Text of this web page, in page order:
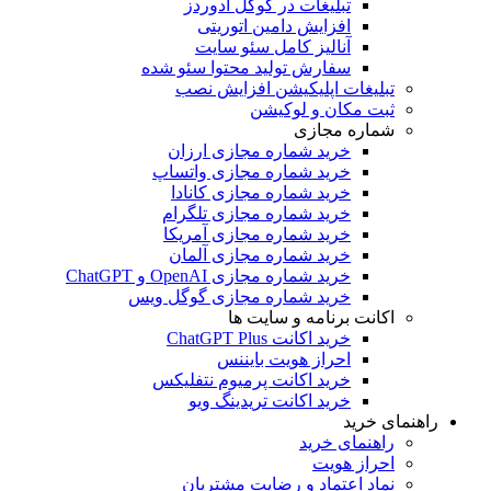
تبلیغات در گوگل ادوردز
افزایش دامین اتوریتی
آنالیز کامل سئو سایت
سفارش تولید محتوا سئو شده
تبلیغات اپلیکیشن افزایش نصب
ثبت مکان و لوکیشن
شماره مجازی
خرید شماره مجازی ارزان
خرید شماره مجازی واتساپ
خرید شماره مجازی کانادا
خرید شماره مجازی تلگرام
خرید شماره مجازی آمریکا
خرید شماره مجازی آلمان
خرید شماره مجازی OpenAI و ChatGPT
خرید شماره مجازی گوگل ویس
اکانت برنامه و سایت ها
خرید اکانت ChatGPT Plus
احراز هویت بایننس
خرید اکانت پرمیوم نتفلیکس
خرید اکانت تریدینگ ویو
خرید
راهنمای خرید
احراز هویت
نماد اعتماد و رضایت مشتریان